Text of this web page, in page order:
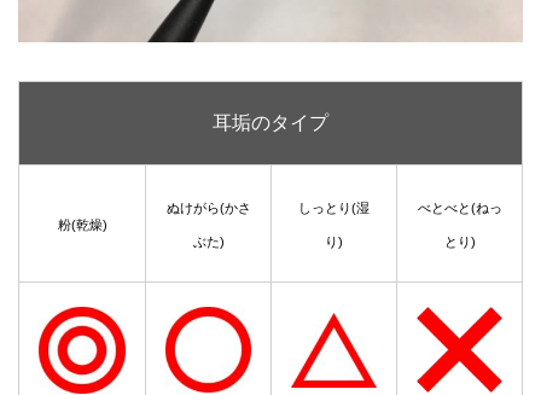
耳垢のタイプ
粉(乾燥)
ぬけがら(かさ
ぶた)
しっとり(湿
り)
べとべと(ねっ
とり)